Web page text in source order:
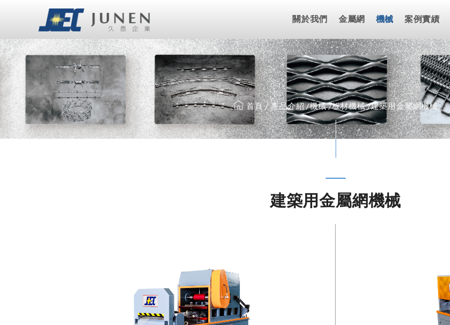
關於我們 金屬網 機械 案例實績
首頁 產品介紹 機械 板材機械 建築用金屬網機械
建築用金屬網機械
Cookie管理面板